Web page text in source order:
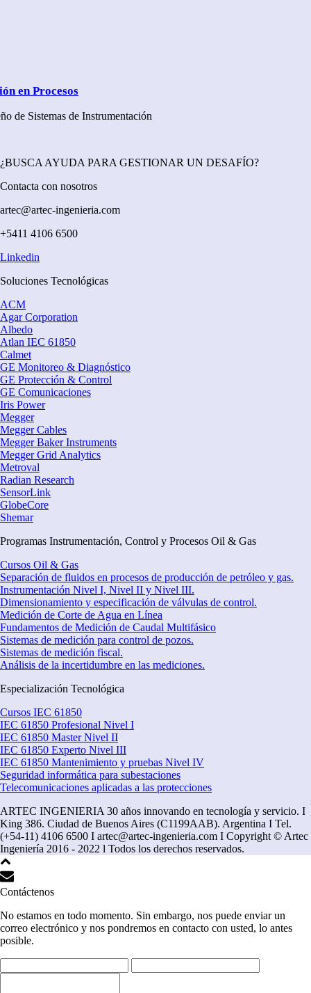
en Procesos
de Sistemas de Instrumentación
¿BUSCA AYUDA PARA GESTIONAR UN DESAFÍO?
Contacta con nosotros
artec@artec-ingenieria.com
+5411 4106 6500
Linkedin
Soluciones Tecnológicas
ACM
Agar Corporation
Albedo
Atlan IEC 61850
Calmet
GE Monitoreo & Diagnóstico
GE Protección & Control
GE Comunicaciones
Iris Power
Megger
Megger Cables
Megger Baker Instruments
Megger Grid Analytics
Metroval
Radian Research
SensorLink
GlobeCore
Shemar
Programas Instrumentación, Control y Procesos Oil & Gas
Cursos Oil & Gas
Separación de fluidos en procesos de producción de petróleo y gas.
Instrumentación Nivel I, Nivel II y Nivel III.
Dimensionamiento y especificación de válvulas de control.
Medición de Corte de Agua en Línea
Fundamentos de Medición de Caudal Multifásico
Sistemas de medición para control de pozos.
Sistemas de medición fiscal.
Análisis de la incertidumbre en las mediciones.
Especialización Tecnológica
Cursos IEC 61850
IEC 61850 Profesional Nivel I
IEC 61850 Master Nivel II
IEC 61850 Experto Nivel III
IEC 61850 Mantenimiento y pruebas Nivel IV
Seguridad informática para subestaciones
Telecomunicaciones aplicadas a las protecciones
ARTEC INGENIERIA 30 años innovando en tecnología y servicio. I
King 386. Ciudad de Buenos Aires (C1199AAB). Argentina I Tel.
(+54-11) 4106 6500 I artec@artec-ingenieria.com I Copyright © Artec
Ingeniería 2016 - 2022 l Todos los derechos reservados.
Contáctenos
No estamos en todo momento. Sin embargo, nos puede enviar un
correo electrónico y nos pondremos en contacto con usted, lo antes
posible.